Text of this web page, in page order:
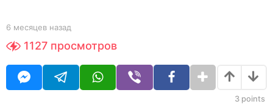
е
в
н
з
b
Y
6 месяцев назад
е
1127 просмотров
3 points